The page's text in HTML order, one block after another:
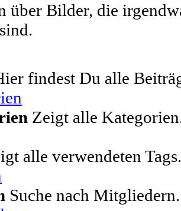
über Bilder, die
findest Du alle
Zeigt alle
alle verwendeten Tags.
Suche nach Mitgliedern.